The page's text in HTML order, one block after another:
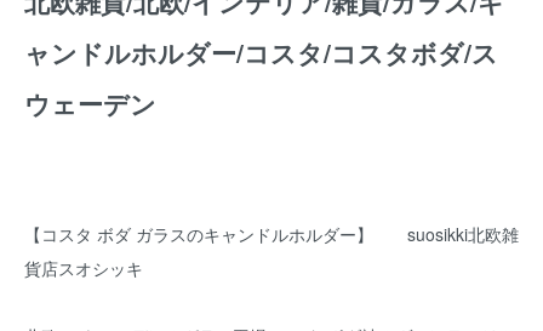
ャンドルホルダー/コスタ/コスタボダ/ス
ウェーデン
【コスタ ボダ ガラスのキャンドルホルダー】 suosikki北欧雑
貨店スオシッキ